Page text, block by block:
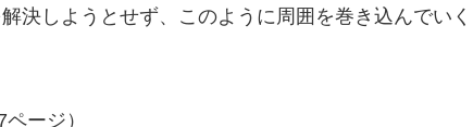
決しようとせず、このように周囲を巻き込んでいく
ージ）